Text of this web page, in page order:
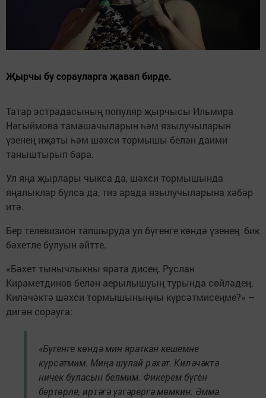
Җырчы бу сорауларга җавап бирде.
Татар эстрадасының популяр җырчысы Ильмира
Нәгыймова тамашачыларын һәм язылучыларын
үзенең иҗаты һәм шәхси тормышы белән даими
таныштырып бара.
Ул яңа җырлары чыкса да, шәхси тормышында
яңалыклар булса да, тиз арада язылучыларына хәбәр
итә.
Бер телевизион тапшыруда ул бүгенге көндә үзенең бик
бәхетле булуын әйтте.
«Бәхет тынычлыкны ярата дисең. Руслан
Кираметдинов белән аерылышуың турында сөйләдең.
Киләчәктә шәхси тормышыныңны күрсәтмисеңме?» –
дигән сорауга:
«Бүгенге көндә мин яраткан кешемне
күрсәтмим. Миңа шулай рәхәт. Киләчәктә
ничек буласын белмим. Фикерем бүген
бертөрле, иртәгә үзгәрергә мөмкин. Әмма